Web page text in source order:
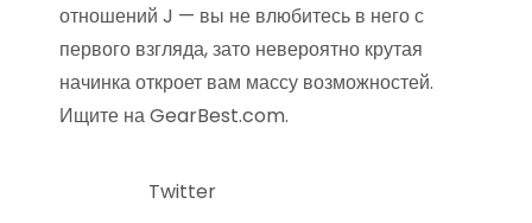
отношений J — вы не влюбитесь в него с
первого взгляда, зато невероятно крутая
начинка откроет вам массу возможностей.
Ищите на GearBest.com.
Twitter